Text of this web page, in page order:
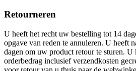
Retourneren
U heeft het recht uw bestelling tot 14
opgave van reden te annuleren. U heeft
dagen om uw product retour te sturen.
orderbedrag inclusief verzendkosten